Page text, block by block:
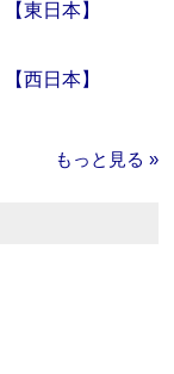
東日本】
西日本】
もっと見る »